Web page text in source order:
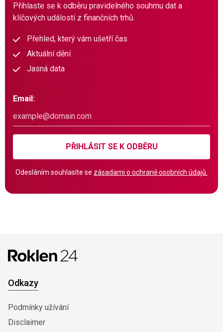
Přihlaste se k odběru pravidelného souhrnu dat a
klíčových událostí z finančních trhů.
Přehled, který vám ušetří čas
Aktuální dění
Jasná data
Email:
PŘIHLÁSIT SE K ODBĚRU
Odesláním souhlasíte se zásadami o ochraně osobních údajů.
Odkazy
Podmínky užívání
Disclaimer